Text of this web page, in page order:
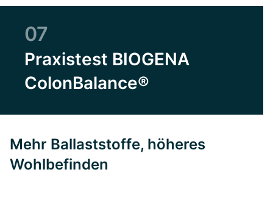
07
Praxistest BIOGENA
ColonBalance®
Mehr Ballaststoffe, höheres
Wohlbefinden